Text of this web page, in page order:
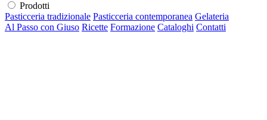
Prodotti
Pasticceria tradizionale Pasticceria contemporanea Gelateria
Al Passo con Giuso Ricette Formazione Cataloghi Contatti